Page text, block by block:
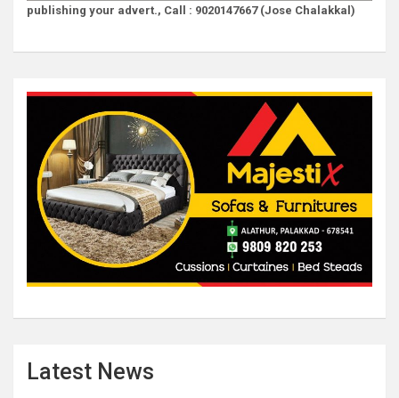
publishing your advert., Call : 9020147667 (Jose Chalakkal)
Latest News